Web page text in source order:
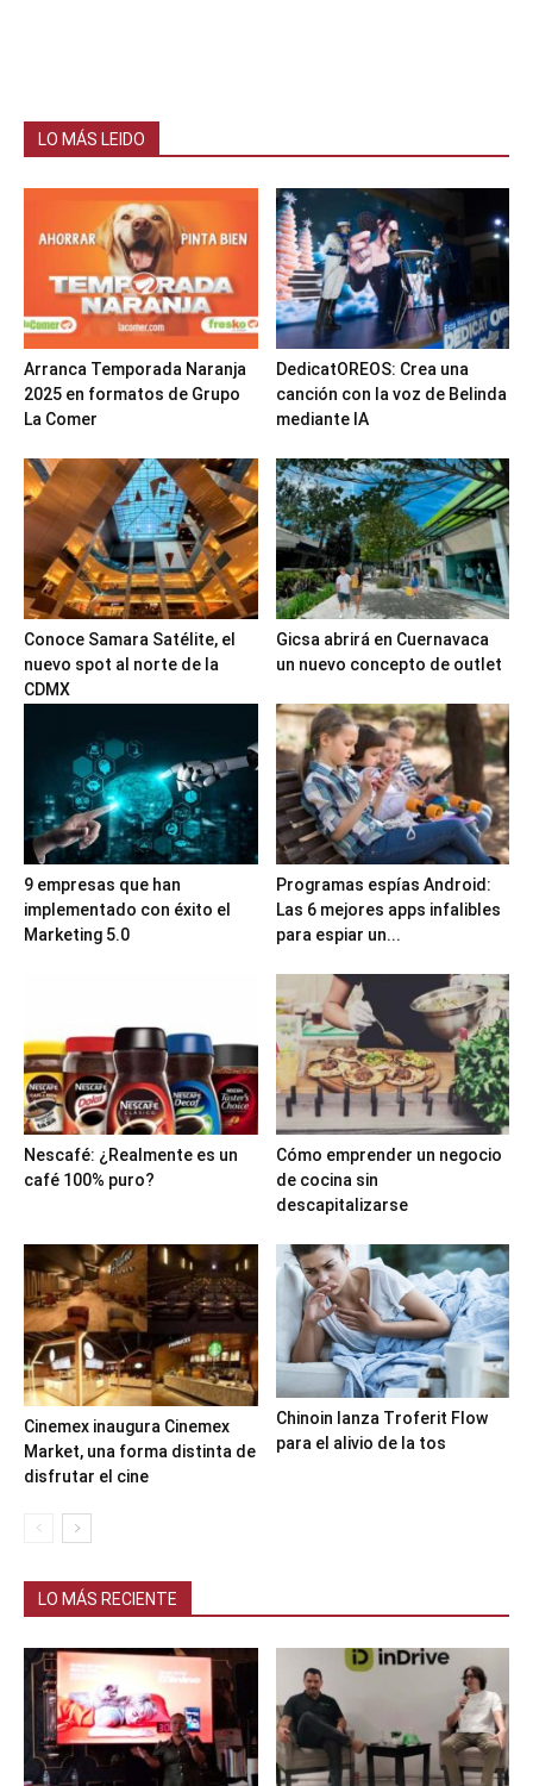
LO MÁS LEIDO
Arranca Temporada Naranja
2025 en formatos de Grupo
La Comer
DedicatOREOS: Crea una
canción con la voz de Belinda
mediante IA
Conoce Samara Satélite, el
nuevo spot al norte de la
CDMX
Gicsa abrirá en Cuernavaca
un nuevo concepto de outlet
9 empresas que han
implementado con éxito el
Marketing 5.0
Programas espías Android:
Las 6 mejores apps infalibles
para espiar un...
Nescafé: ¿Realmente es un
café 100% puro?
Cómo emprender un negocio
de cocina sin
descapitalizarse
Cinemex inaugura Cinemex
Market, una forma distinta de
disfrutar el cine
Chinoin lanza Troferit Flow
para el alivio de la tos
LO MÁS RECIENTE